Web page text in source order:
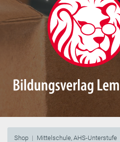
Shop Mittelschule, AHS-Unterstufe